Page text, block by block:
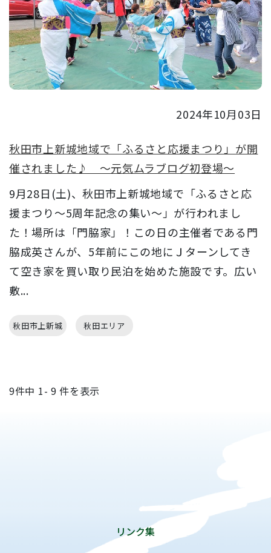
2024年10月03日
秋田市上新城地域で「ふるさと応援まつり」が開
催されました♪ ～元気ムラブログ初登場～
9月28日(土)、秋田市上新城地域で「ふるさと応
援まつり～5周年記念の集い～」が行われまし
た！場所は「門脇家」！この日の主催者である門
脇成英さんが、5年前にこの地にＪターンしてき
て空き家を買い取り民泊を始めた施設です。広い
敷...
秋田市上新城 秋田エリア
9件中 1- 9件を表示
リンク集